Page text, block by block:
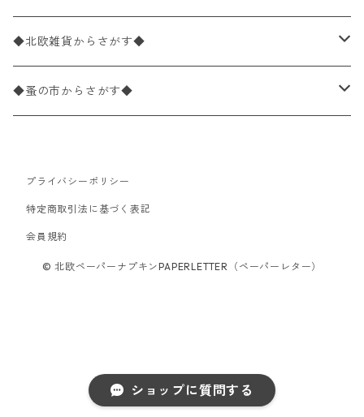
ショップに質問する
ライスペーパー
ペーパーリネンナプキン
ワックスペーパー
デコパージュ用品
パック売り
バラ売り
パック売り
21×21cm（ポケットサイズ）
バラ売り
33cm（ラウンド）
動物・鳥・昆虫・蝶柄
海・魚柄
食べ物・フルーツ・野菜・ドリンク柄
食器・カトラリー柄
ランチサイズ
カクテルサイズ
ドイツ製 Ambiente/アンビエンテ
ランチサイズ
ドイツ製 Paperproducts Design
カクテルサイズ
ランチサイズ
カクテルサイズ
ドイツ製 ti-flair/ティーフレア
ランチサイズ
ドイツ製 PAW/パウ
ドイツ製 Home Fashion
デコパージュ液
デコパージュ下地
デコパージュはさみ
3Dデコパージュ
◆北欧雑貨からさがす◆
シリコンモールド
トレイ
ポスター・カレンダー
◆蚤の市からさがす◆
北欧雑貨
デコパージュ用品
プライバシーポリシー
特定商取引法に基づく表記
会員規約
© 北欧ペーパーナプキンPAPERLETTER（ペーパーレター）